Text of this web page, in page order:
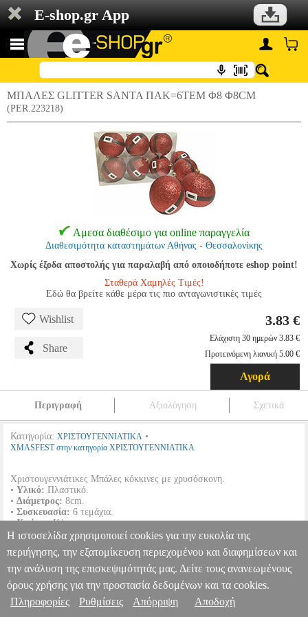
E-shop.gr App
ΜΠΑΛΕΣ GLITTER SANTA ΠΑΚ=6ΤΕΜ Φ8 Φ8CM
(PER.223218)
Αμεσα διαθέσιμο για online παραγγελία
Διαθεσιμότητα καταστημάτων Αθήνας - Θεσσαλονίκης
Χωρίς έξοδα αποστολής για παραλαβή από οποιοδήποτε eshop point!
Σταθερά Χαμηλές Τιμές!
Εδώ θα βρείτε κάθε μέρα τις πιο ανταγωνιστικές τιμές
Wishlist
Share
3.83 €
Ελάχιστη 30 ημερών 3.83 €
Προτεινόμενη λιανική 5.00 €
Αγορά
Περιγραφή Αξιολόγηση Σχετικά
Κατηγορία: ΧΡΙΣΤΟΥΓΕΝΝΙΑΤΙΚΑ •
XMASFEST στην κατηγορία ΧΡΙΣΤΟΥΓΕΝΝΙΑΤΙΚΑ
Χριστουγεννιάτικες Μπάλες κόκκινες με χρυσόσκονη.
• Υλικό: Πλαστικό.
• Διάμετρος: 8cm.
• Συσκευασία: 6 τεμάχια.
•Χρώμα:Κόκκινο.
ΜΠΑΛΕΣ GLITTER SANTA ΠΑΚ=6ΤΕΜ Φ8 Φ8CM PER.223218
PER.223218 XMASFEST XMASFEST ΧΡΙΣΤΟΥΓΕΝΝΙΑΤΙΚΑ
Κατηγορία: ΧΡΙΣΤΟΥΓΕΝΝΙΑΤΙΚΑ •XMASFEST στην κατηγορία
ΧΡΙΣΤΟΥΓΕΝΝΙΑΤΙΚΑ Χριστουγεννιάτικες Μπάλες κόκκινες με
χρυσόσκονη.• Υλικό: Πλαστικό.• Διάμετρος: 8cm.• Συσκευασία: 6
Πληροφορίες & Υπηρεσίες >
Η ιστοσελίδα χρησιμοποιεί cookies για την ευκολία της
περιήγησης, την εξατομίκευση περιεχομένου και διαφημίσεων και
την ανάλυση της επισκεψιμότητάς μας. Δείτε τους ανανεωμένους
όρους χρήσης για την προστασία δεδομένων και τα cookies.
Πληροφορίες
Ρυθμίσεις Απόρριψη Αποδοχή